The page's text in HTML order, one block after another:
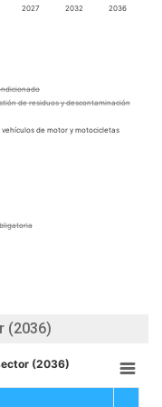
de residuos y descontaminación
de motor y motocicletas
doméstico; actividades de los
propio
2027 2032 2036
(2036)
(2036)